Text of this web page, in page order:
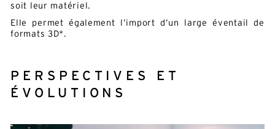
soit leur matériel.
Elle permet également l’import d’un large éventail de
formats 3D*.
PERSPECTIVES ET
ÉVOLUTIONS